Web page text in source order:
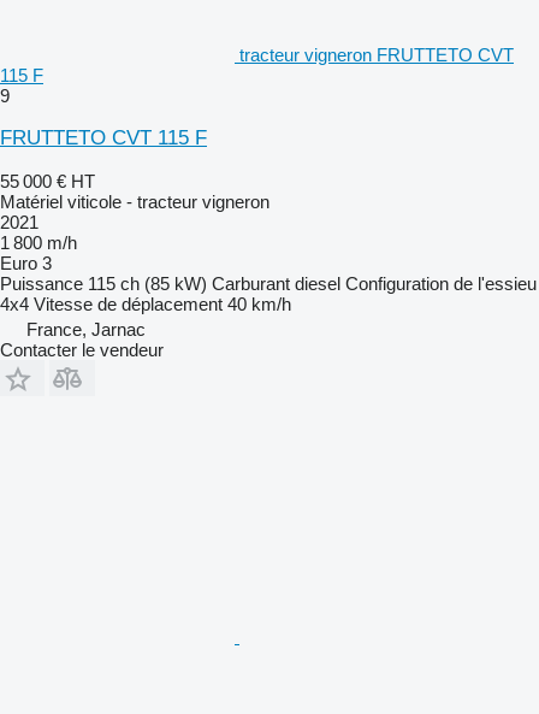
tracteur vigneron FRUTTETO CVT
115 F
9
FRUTTETO CVT 115 F
55 000 € HT
Matériel viticole - tracteur vigneron
2021
1 800 m/h
Euro 3
Puissance 115 ch (85 kW) Carburant diesel Configuration de l'essieu
4x4 Vitesse de déplacement 40 km/h
France, Jarnac
Contacter le vendeur